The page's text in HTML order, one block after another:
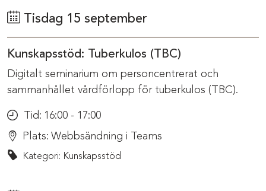
Tisdag 15 september
Kunskapsstöd: Tuberkulos (TBC)
Digitalt seminarium om personcentrerat och
sammanhållet vårdförlopp för tuberkulos (TBC).
Tid: 16:00 - 17:00
Plats: Webbsändning i Teams
Kategori: Kunskapsstöd